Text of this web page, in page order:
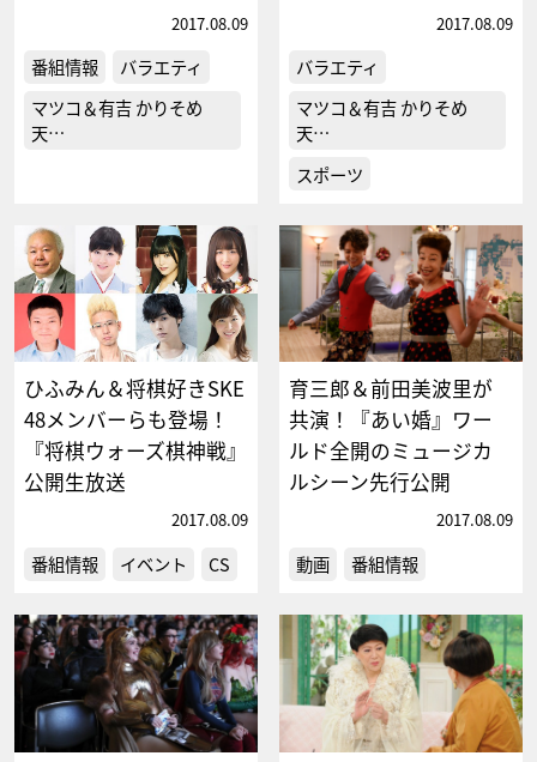
2017.08.09
番組情報
バラエティ
マツコ＆有吉 かりそめ
天…
2017.08.09
バラエティ
マツコ＆有吉 かりそめ
天…
スポーツ
ひふみん＆将棋好きSKE
48メンバーらも登場！
『将棋ウォーズ棋神戦』
公開生放送
2017.08.09
番組情報 イベント CS
育三郎＆前田美波里が
共演！『あい婚』ワー
ルド全開のミュージカ
ルシーン先行公開
2017.08.09
動画 番組情報